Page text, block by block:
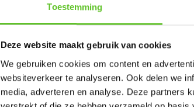
Toestemming
Deze website maakt gebruik van cookies
We gebruiken cookies om content en
websiteverkeer te analyseren. Ook delen we
media, adverteren en analyse. Deze partners
Helemaal
Laat hier jouw